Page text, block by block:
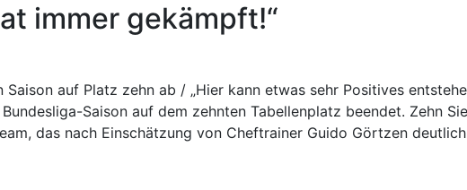
immer gekämpft!“
Saison auf Platz zehn ab / „Hier kann etwas sehr Positives
Saison auf dem zehnten Tabellenplatz beendet. Zehn
das nach Einschätzung von Cheftrainer Guido Görtzen